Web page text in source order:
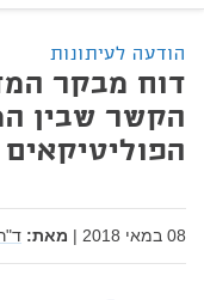
הודעה לעיתונות
דוח מבקר
הקשר שבין
08 במאי 2018 | מאת: